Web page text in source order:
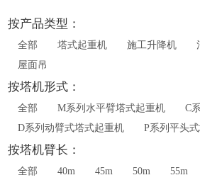
按产品类型：
全部 塔式起重机 施工升降机
屋面吊
按塔机形式：
全部 M系列水平臂塔式起重机
C
D系列动臂式塔式起重机
P系列平头
按塔机臂长：
全部 40m 45m 50m 55m